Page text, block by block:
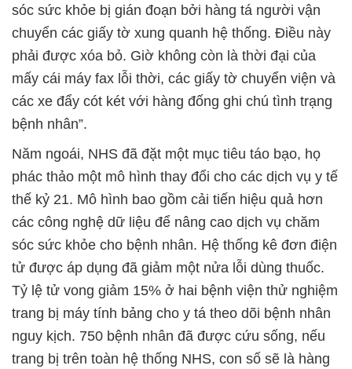
sóc sức khỏe bị gián đoạn bởi hàng tá người vận
chuyển các giấy tờ xung quanh hệ thống. Điều này
phải được xóa bỏ. Giờ không còn là thời đại của
mấy cái máy fax lỗi thời, các giấy tờ chuyển viện và
các xe đẩy cót két với hàng đống ghi chú tình trạng
bệnh nhân”.
Năm ngoái, NHS đã đặt một mục tiêu táo bạo, họ
phác thảo một mô hình thay đổi cho các dịch vụ y tế
thế kỷ 21. Mô hình bao gồm cải tiến hiệu quả hơn
các công nghệ dữ liệu để nâng cao dịch vụ chăm
sóc sức khỏe cho bệnh nhân. Hệ thống kê đơn điện
tử được áp dụng đã giảm một nửa lỗi dùng thuốc.
Tỷ lệ tử vong giảm 15% ở hai bệnh viện thử nghiệm
trang bị máy tính bảng cho y tá theo dõi bệnh nhân
nguy kịch. 750 bệnh nhân đã được cứu sống, nếu
trang bị trên toàn hệ thống NHS, con số sẽ là hàng